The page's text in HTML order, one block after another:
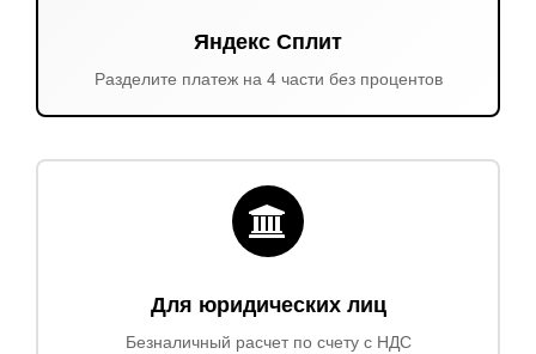
Яндекс Сплит
Разделите платеж на 4 части без процентов
Для юридических лиц
Безналичный расчет по счету с НДС